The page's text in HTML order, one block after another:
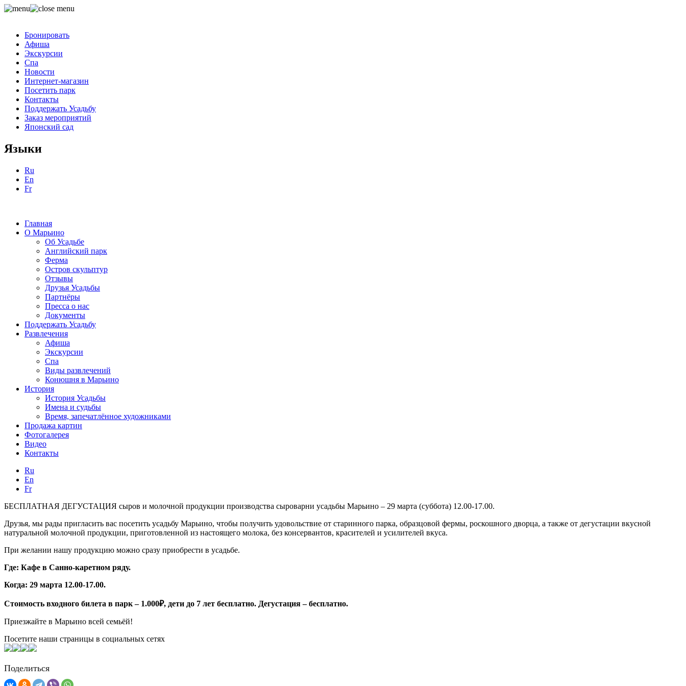
Бронировать
Афиша
Экскурсии
Спа
Новости
Интернет-магазин
Посетить парк
Контакты
Поддержать Усадьбу
Заказ мероприятий
Японский сад
Языки
Ru
En
Fr
Главная
О Марьино
Об Усадьбе
Английский парк
Ферма
Остров скульптур
Отзывы
Друзья Усадьбы
Партнёры
Пресса о нас
Документы
Поддержать Усадьбу
Развлечения
Афиша
Экскурсии
Спа
Виды развлечений
Конюшня в Марьино
История
История Усадьбы
Имена и судьбы
Время, запечатлённое художниками
Продажа картин
Фотогалерея
Видео
Контакты
Ru
En
Fr
БЕСПЛАТНАЯ ДЕГУСТАЦИЯ сыров и молочной продукции производства сыроварни усадьбы Марьино – 29 марта (суббота) 12.00-17.00.
Друзья, мы рады пригласить вас посетить усадьбу Марьино, чтобы получить удовольствие от старинного парка, образцовой фермы, роскошного дворца, а также от дегустации вкусной
натуральной молочной продукции, приготовленной из настоящего молока, без консервантов, красителей и усилителей вкуса.
При желании нашу продукцию можно сразу приобрести в усадьбе.
Где: Кафе в Санно-каретном ряду.
Когда: 29 марта 12.00-17.00.
Стоимость входного билета в парк – 1.000₽, дети до 7 лет бесплатно. Дегустация – бесплатно.
Приезжайте в Марьино всей семьёй!
Посетите наши страницы в социальных сетях
Поделиться